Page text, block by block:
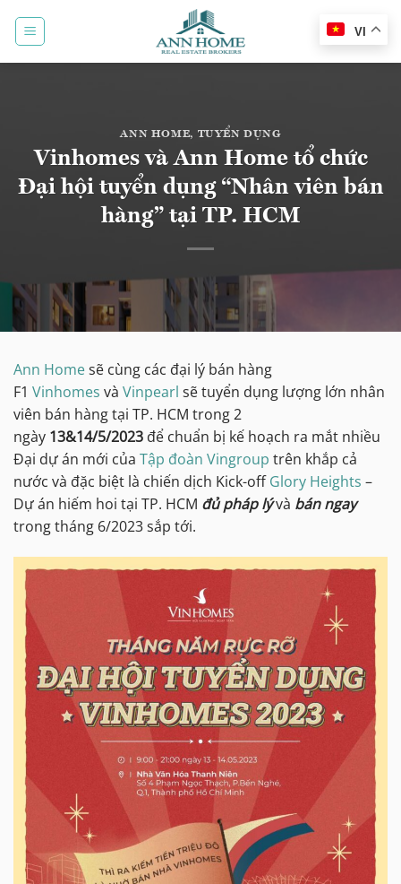
qua
VI
ANN HOME, TUYỂN DỤNG
Vinhomes và Ann Home tổ chức
Đại hội tuyển dụng “Nhân viên bán
hàng” tại TP. HCM
Ann Homesẽ cùng các đại lý bán hàng
F1 Vinhomes và Vinpearl sẽ tuyển dụng lượng lớn nhân
viên bán hàng tại TP. HCM trong 2
ngày 13&14/5/2023 để chuẩn bị kế hoạch ra mắt nhiều
Đại dự án mới của Tập đoàn Vingroup trên khắp cả
nước và đặc biệt là chiến dịch Kick-offGlory Heights –
Dự án hiếm hoi tại TP. HCM đủ pháp lývà bán ngay
trong tháng 6/2023 sắp tới.